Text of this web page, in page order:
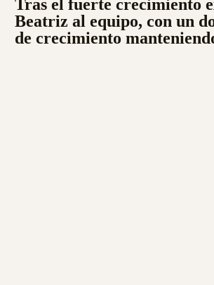
Tras el fuerte crecimiento
Beatriz al equipo, con un
de crecimiento